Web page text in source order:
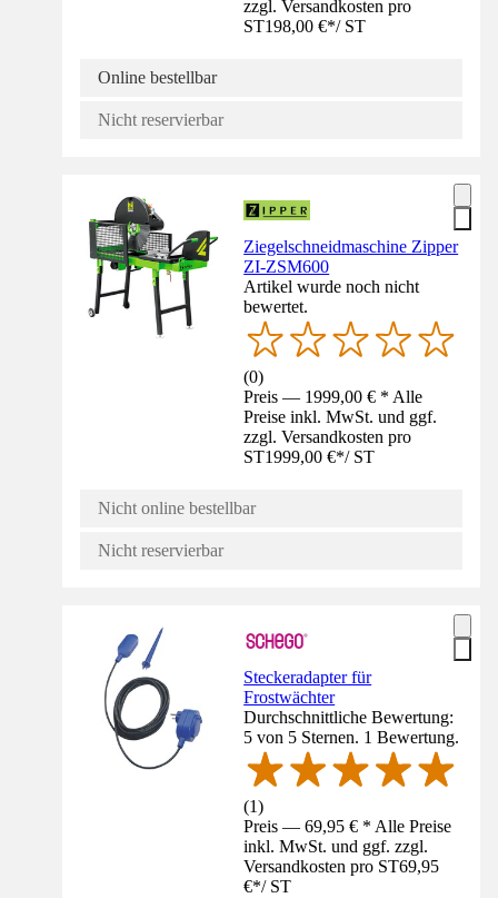
zzgl. Versandkosten pro
ST198,00 €*/ ST
Online bestellbar
Nicht reservierbar
Ziegelschneidmaschine Zipper
ZI-ZSM600
Artikel wurde noch nicht
bewertet.
(0)
Preis — 1999,00 € * Alle
Preise inkl. MwSt. und ggf.
zzgl. Versandkosten pro
ST1999,00 €*/ ST
Nicht online bestellbar
Nicht reservierbar
Steckeradapter für
Frostwächter
Durchschnittliche Bewertung:
5 von 5 Sternen. 1 Bewertung.
(1)
Preis — 69,95 € * Alle Preise
inkl. MwSt. und ggf. zzgl.
Versandkosten pro ST69,95
€*/ ST